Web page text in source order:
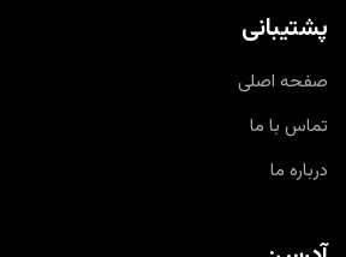
پشتیبانی
صفحه اصلی
تماس با ما
درباره ما